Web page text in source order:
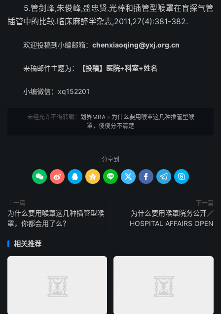
5.管剑峰,朱俊峰,盛忠贤.光棒和插管型喉罩在盲探气管
插管中的比较.临床麻醉学杂志,2011,27(4):381-382.
欢迎投稿到小编邮箱： chenxiaoqing@yxj.org.cn
来稿邮件主题为： 【投稿】医院+科室+姓名
小编微信：xq152201
未经允许不得转载： 划界MBA» 为什么要用喉罩这几种插管型喉
罩，傻傻分不清楚
分享到
        
上一篇
为什么要用喉罩这几种插管型喉
罩，你都会用了么？
下一篇
为什么要用喉罩院务公开／
HOSPITAL AFFAIRS OPEN
相关推荐